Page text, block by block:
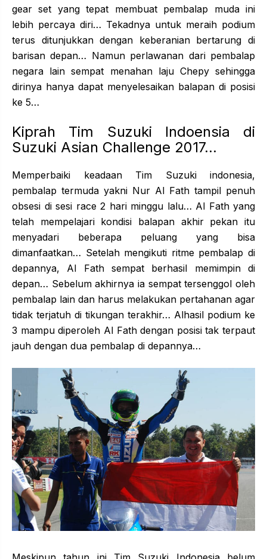
gear set yang tepat membuat pembalap muda ini
lebih percaya diri… Tekadnya untuk meraih podium
terus ditunjukkan dengan keberanian bertarung di
barisan depan… Namun perlawanan dari pembalap
negara lain sempat menahan laju Chepy sehingga
dirinya hanya dapat menyelesaikan balapan di posisi
ke 5…
Kiprah Tim Suzuki Indoensia di
Suzuki Asian Challenge 2017…
Memperbaiki keadaan Tim Suzuki indonesia,
pembalap termuda yakni Nur Al Fath tampil penuh
obsesi di sesi race 2 hari minggu lalu… Al Fath yang
telah mempelajari kondisi balapan akhir pekan itu
menyadari beberapa peluang yang bisa
dimanfaatkan… Setelah mengikuti ritme pembalap di
depannya, Al Fath sempat berhasil memimpin di
depan… Sebelum akhirnya ia sempat tersenggol oleh
pembalap lain dan harus melakukan pertahanan agar
tidak terjatuh di tikungan terakhir… Alhasil podium ke
3 mampu diperoleh Al Fath dengan posisi tak terpaut
jauh dengan dua pembalap di depannya…